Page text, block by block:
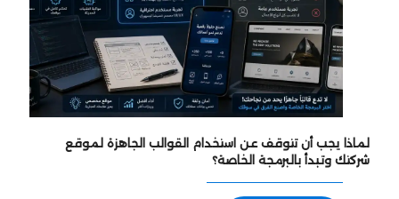
لماذا يجب أن تتوقف عن استخدام القوالب الجاهزة لموقع
شركتك وتبدأ بالبرمجة الخاصة؟